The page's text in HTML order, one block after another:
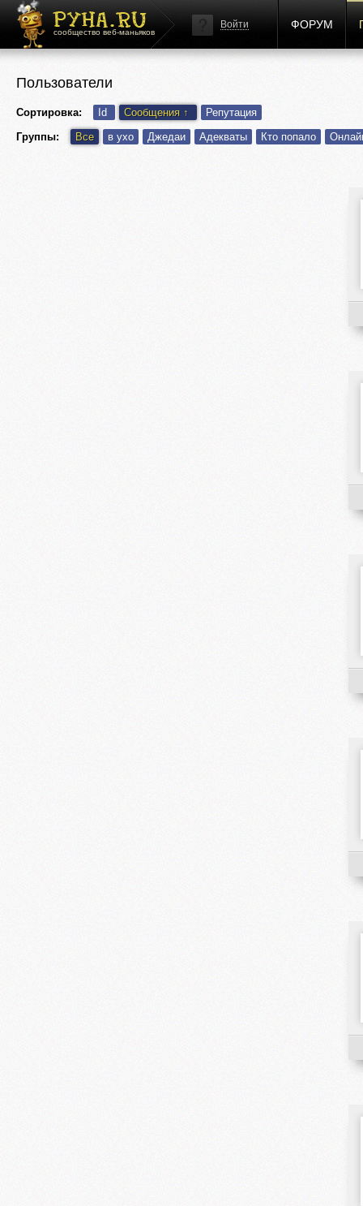
сообщество веб-маньяков
Войти ФОРУМ
Пользователи
Сортировка: Id Сообщения ↑
Репутация
Группы:
Все в ухо Джедаи Адекваты Кто попало